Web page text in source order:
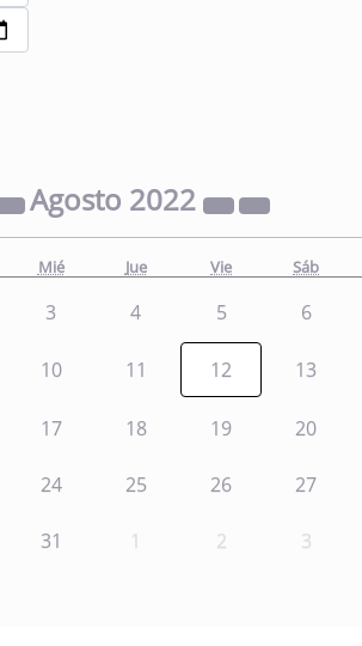
Agosto 2022
Mié Jue Vie Sáb
3 4 5 6
10 11 12 13
17 18 19 20
24 25 26 27
31 1 2 3